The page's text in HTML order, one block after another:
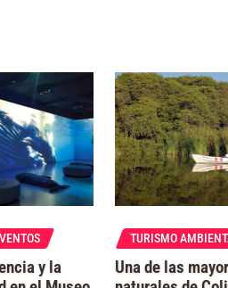
y la
TURISMO
Una de las